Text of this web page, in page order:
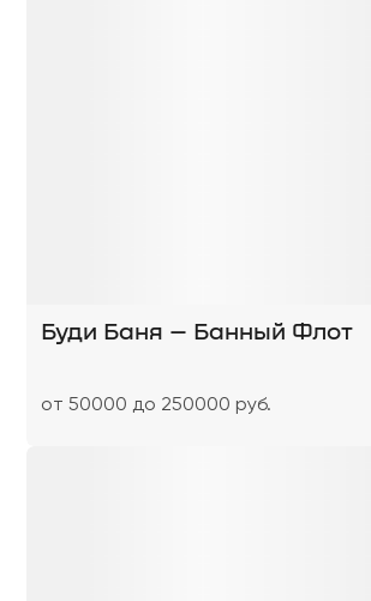
Буди Баня – Банный Флот
от 50000 до 250000 руб.